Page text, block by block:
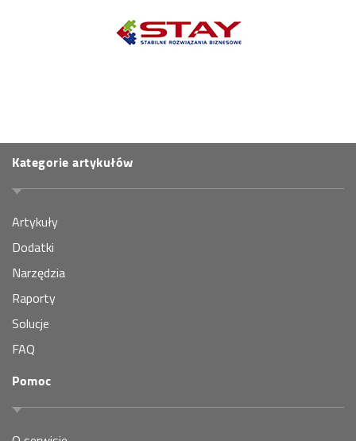
Kategorie artykułów
Artykuły
Dodatki
Narzędzia
Raporty
Solucje
FAQ
Pomoc